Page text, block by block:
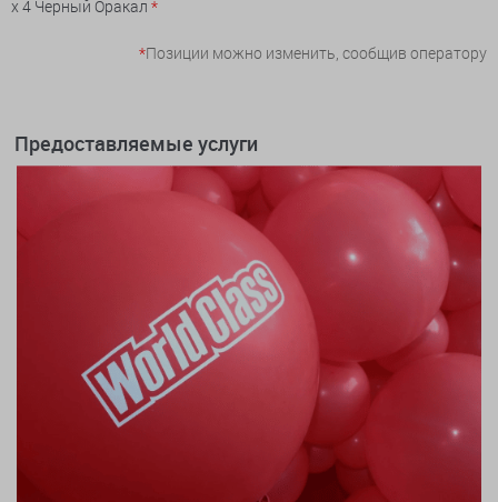
x 4 Черный Оракал *
*Позиции можно изменить, сообщив оператору
Предоставляемые услуги